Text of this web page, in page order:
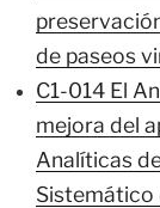
de paseos
C1-014 El
mejora del
Analíticas